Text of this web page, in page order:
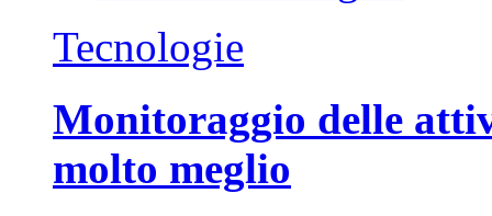
Tecnologie
Monitoraggio delle
molto meglio